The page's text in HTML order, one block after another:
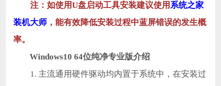
注：如使用U盘启动工具安装建议使用系统之家
装机大师 ，能有效降低安装过程中蓝屏错误的发生概
率。
Windows10 64位纯净专业版介绍
1. 主流通用硬件驱动均内置于系统中，在安装过